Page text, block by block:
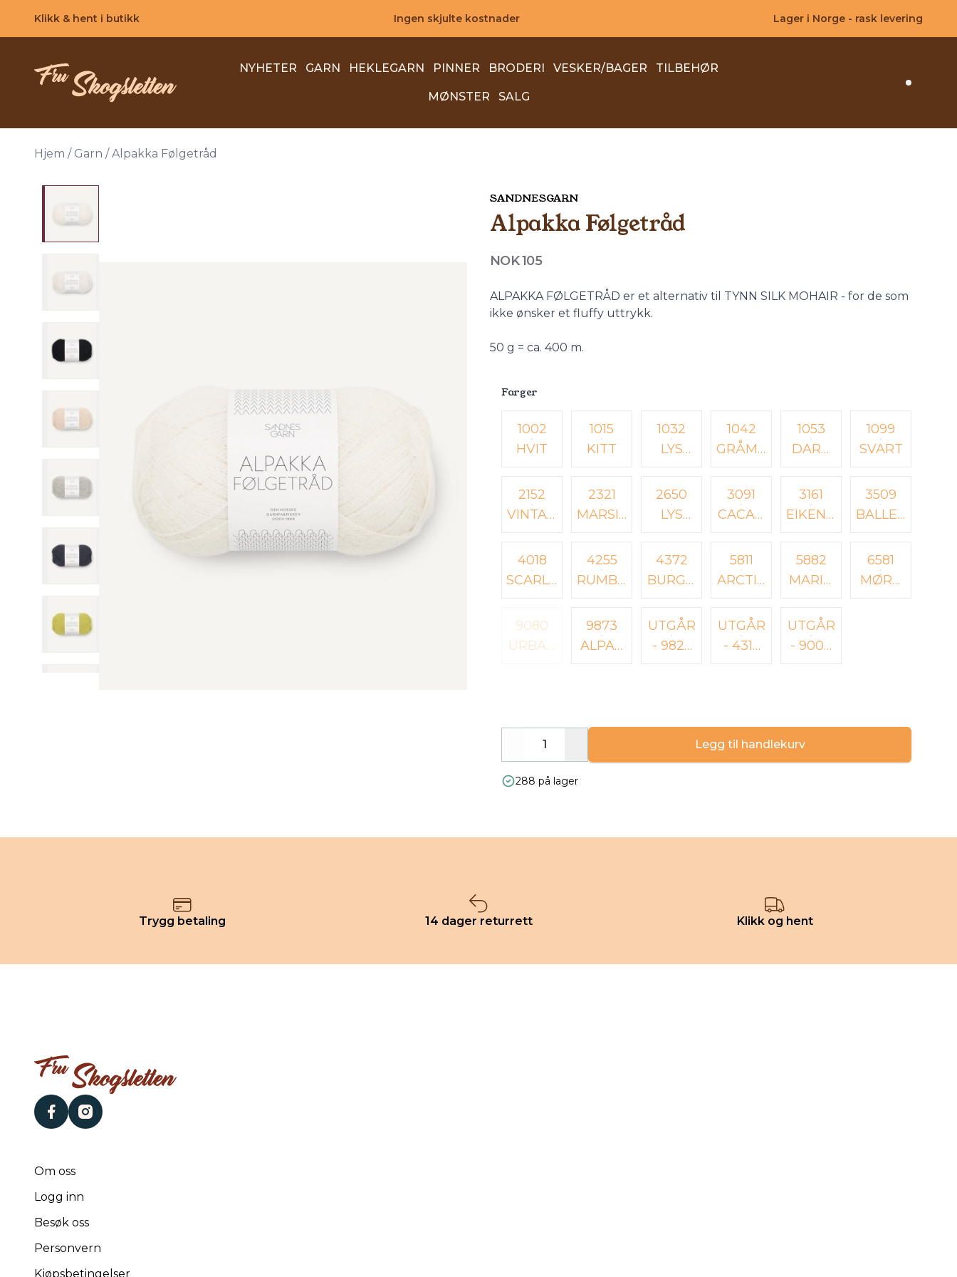
Klikk & hent i butikk Ingen skjulte kostnader Lager i Norge - rask levering
NYHETER GARN HEKLEGARN PINNER BRODERI VESKER/BAGER TILBEHØR
MØNSTER SALG Search
Hjem / Garn / Alpakka Følgetråd
SANDNESGARN
Alpakka Følgetråd
Produktdetaljer
NOK 105
Description
ALPAKKA FØLGETRÅD er et alternativ til TYNN SILK MOHAIR - for de som
ikke ønsker et fluffy uttrykk.
50 g = ca. 400 m.
Farger
Velg en Farger
1002
HVIT
1015
KITT
1032
LYS
GRÅME
LERT
1042
GRÅME
LERT
1053
DARK
GREY
1099
SVART
2152
VINTAG
E GOLD
2321
MARSIP
AN
2650
LYS
BEIGE
MELER
T
3091
CACAO
NIBS
3161
EIKENØ
TT
3509
BALLET
TUTU
4018
SCARLE
T RED
4255
RUMBA
RED
4372
BURGU
NDER
5811
ARCTIC
ICE
5882
MARIN
EBLÅ
6581
MØRK
GRÅBL
9080
URBAN
9873
ALPAK
KAFØL
UTGÅR
- 9825
SUNNY
UTGÅR
- 4315
BUBBL
UTGÅR
- 9004
LEMON
Decrease
Legg til handlekurv
288 på lager
Trygg betaling 14 dager returrett Klikk og hent
facebookinstagram
Om oss
Logg inn
Besøk oss
Personvern
Kjøpsbetingelser